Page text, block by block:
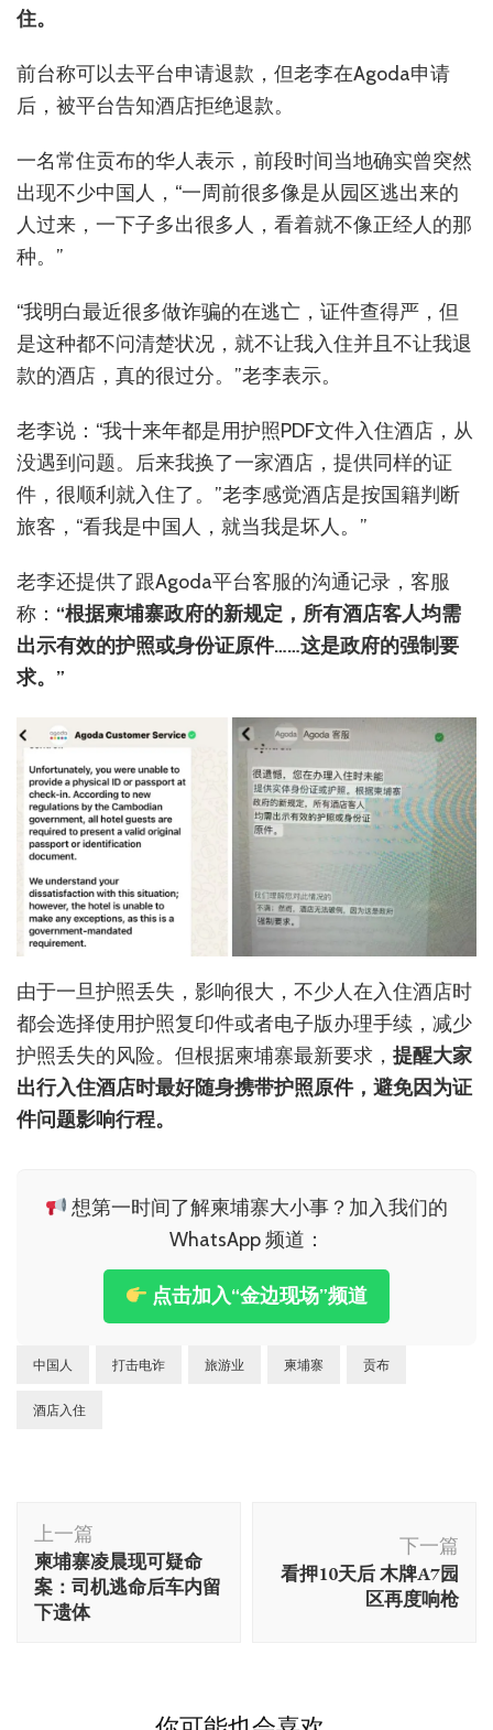
住。
前台称可以去平台申请退款，但老李在Agoda申请
后，被平台告知酒店拒绝退款。
一名常住贡布的华人表示，前段时间当地确实曾突然
出现不少中国人，“一周前很多像是从园区逃出来的
人过来，一下子多出很多人，看着就不像正经人的那
种。”
“我明白最近很多做诈骗的在逃亡，证件查得严，但
是这种都不问清楚状况，就不让我入住并且不让我退
款的酒店，真的很过分。”老李表示。
老李说：“我十来年都是用护照PDF文件入住酒店，从
没遇到问题。后来我换了一家酒店，提供同样的证
件，很顺利就入住了。”老李感觉酒店是按国籍判断
旅客，“看我是中国人，就当我是坏人。”
老李还提供了跟Agoda平台客服的沟通记录，客服
称： “根据柬埔寨政府的新规定，所有酒店客人均需
出示有效的护照或身份证原件……这是政府的强制要
求。”
由于一旦护照丢失，影响很大，不少人在入住酒店时
都会选择使用护照复印件或者电子版办理手续，减少
护照丢失的风险。但根据柬埔寨最新要求， 提醒大家
出行入住酒店时最好随身携带护照原件，避免因为证
件问题影响行程。
想第一时间了解柬埔寨大小事？加入我们的
WhatsApp 频道：
点击加入“金边现场”频道
中国人 打击电诈 旅游业 柬埔寨 贡布
酒店入住
博
文
导
航
上一篇
柬埔寨凌晨现可疑命
案：司机逃命后车内留
下遗体
下一篇
看押10天后 木牌A7园
区再度响枪